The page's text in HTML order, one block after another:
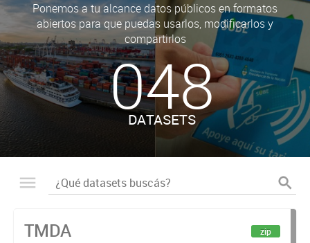
Ponemos a tu alcance datos públicos en formatos
abiertos para que puedas usarlos, modificarlos y
compartirlos
048
DATASETS
TMDA
zip